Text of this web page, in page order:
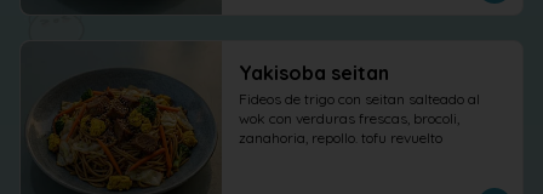
Yakisoba seitan
Fideos de trigo con seitan salteado al
wok con verduras frescas, brocoli,
zanahoria, repollo. tofu revuelto